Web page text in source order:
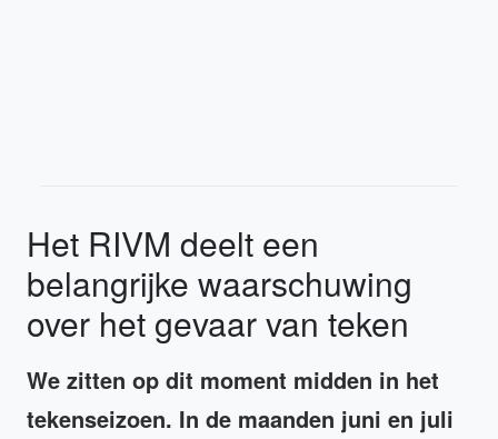
Het RIVM deelt een
belangrijke waarschuwing
over het gevaar van teken
We zitten op dit moment midden in het
tekenseizoen. In de maanden juni en juli